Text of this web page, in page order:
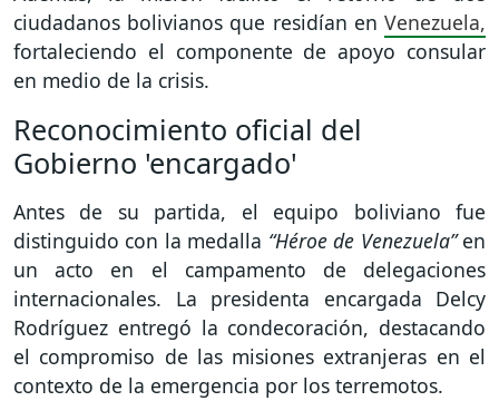
ciudadanos bolivianos que residían en Venezuela,
fortaleciendo el componente de apoyo consular
en medio de la crisis.
Reconocimiento oficial del
Gobierno 'encargado'
Antes de su partida, el equipo boliviano fue
distinguido con la medalla “Héroe de Venezuela”en
un acto en el campamento de delegaciones
internacionales. La presidenta encargada Delcy
Rodríguez entregó la condecoración, destacando
el compromiso de las misiones extranjeras en el
contexto de la emergencia por los terremotos.